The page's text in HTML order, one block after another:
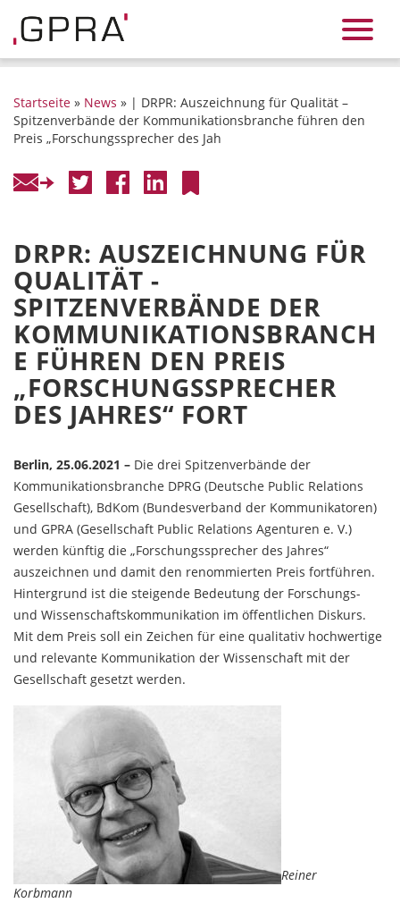
Startseite » News » | DRPR: Auszeichnung für Qualität –
Spitzenverbände der Kommunikationsbranche führen den
Preis „Forschungssprecher des Jah
DRPR: AUSZEICHNUNG FÜR
QUALITÄT -
SPITZENVERBÄNDE DER
KOMMUNIKATIONSBRANCH
E FÜHREN DEN PREIS
„FORSCHUNGSSPRECHER
DES JAHRES“ FORT
Berlin, 25.06.2021 – Die drei Spitzenverbände der
Kommunikationsbranche DPRG (Deutsche Public Relations
Gesellschaft), BdKom (Bundesverband der Kommunikatoren)
und GPRA (Gesellschaft Public Relations Agenturen e. V.)
werden künftig die „Forschungssprecher des Jahres“
auszeichnen und damit den renommierten Preis fortführen.
Hintergrund ist die steigende Bedeutung der Forschungs-
und Wissenschaftskommunikation im öffentlichen Diskurs.
Mit dem Preis soll ein Zeichen für eine qualitativ hochwertige
und relevante Kommunikation der Wissenschaft mit der
Gesellschaft gesetzt werden.
Reiner
Korbmann